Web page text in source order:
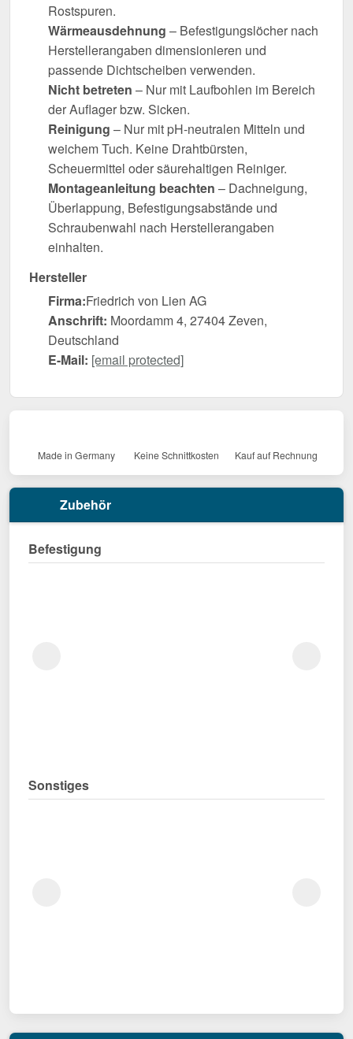
Rostspuren.
Wärmeausdehnung – Befestigungslöcher nach
Herstellerangaben dimensionieren und
passende Dichtscheiben verwenden.
Nicht betreten – Nur mit Laufbohlen im Bereich
der Auflager bzw. Sicken.
Reinigung – Nur mit pH-neutralen Mitteln und
weichem Tuch. Keine Drahtbürsten,
Scheuermittel oder säurehaltigen Reiniger.
Montageanleitung beachten – Dachneigung,
Überlappung, Befestigungsabstände und
Schraubenwahl nach Herstellerangaben
einhalten.
Hersteller
Firma:Friedrich von Lien AG
Anschrift: Moordamm 4, 27404 Zeven,
Deutschland
E-Mail: [email protected]
Made in Germany Keine Schnittkosten Kauf auf Rechnung
Zubehör
Befestigung
Sonstiges